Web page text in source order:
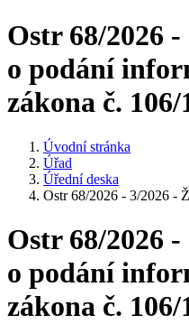
Ostr 68/2026
o podání
zákona č. 106/
Úvodní stránka
Úřad
Úřední deska
Ostr 68/2026 - 3/2026 -
Ostr 68/2026
o podání
zákona č. 106/